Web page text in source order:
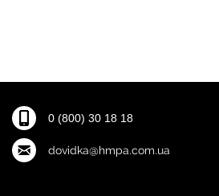
0 (800) 30 18 18
dovidka@hmpa.com.ua